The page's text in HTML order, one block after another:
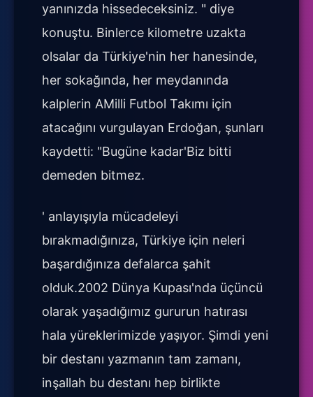
yanınızda hissedeceksiniz. " diye
konuştu. Binlerce kilometre uzakta
olsalar da Türkiye'nin her hanesinde,
her sokağında, her meydanında
kalplerin AMilli Futbol Takımı için
atacağını vurgulayan Erdoğan, şunları
kaydetti: "Bugüne kadar'Biz bitti
demeden bitmez.
' anlayışıyla mücadeleyi
bırakmadığınıza, Türkiye için neleri
başardığınıza defalarca şahit
olduk.2002 Dünya Kupası'nda üçüncü
olarak yaşadığımız gururun hatırası
hala yüreklerimizde yaşıyor. Şimdi yeni
bir destanı yazmanın tam zamanı,
inşallah bu destanı hep birlikte